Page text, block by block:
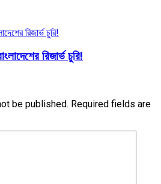
রিজার্ভ চুরি!
be published. Required fields are